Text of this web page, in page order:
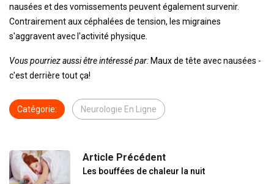
nausées et des vomissements peuvent également survenir.
Contrairement aux céphalées de tension, les migraines
s'aggravent avec l'activité physique.
Vous pourriez aussi être intéressé par: Maux de tête avec nausées -
c'est derrière tout ça!
Catégorie: Neurologie En Ligne
Article Précédent
Les bouffées de chaleur la nuit